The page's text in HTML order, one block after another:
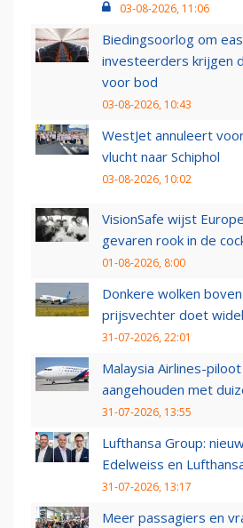
03-08-2026, 11:06
Biedingsoorlog om
investeerders krijgen
voor bod
03-08-2026, 10:43
WestJet annuleert
vlucht naar Schiphol
03-08-2026, 10:02
VisionSafe wijst
gevaren rook in de
01-08-2026, 8:00
Donkere wolken
prijsvechter doet
31-07-2026, 22:01
Malaysia Airlines-
aangehouden met
31-07-2026, 13:55
Lufthansa Group:
Edelweiss en
31-07-2026, 13:17
Meer passagiers en